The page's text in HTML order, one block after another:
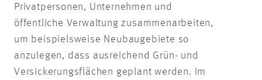
Privatpersonen, Unternehmen und
öffentliche Verwaltung zusammenarbeiten,
um beispielsweise Neubaugebiete so
anzulegen, dass ausreichend Grün- und
Versickerungsflächen geplant werden. Im